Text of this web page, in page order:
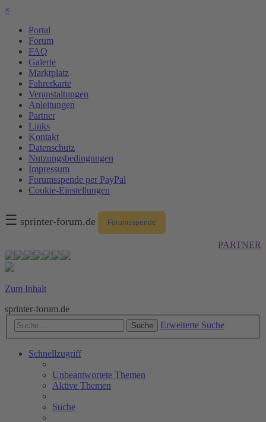
×
Portal
Forum
FAQ
Galerie
Marktplatz
Fahrerkarte
Veranstaltungen
Anleitungen
Partner
Links
Kontakt
Datenschutz
Nutzungsbedingungen
Impressum
Forumsspende per PayPal
Cookie-Einstellungen
☰ sprinter-forum.de Forumsspende
PARTNER
Zum Inhalt
sprinter-forum.de
Suche Erweiterte Suche
Schnellzugriff
Unbeantwortete Themen
Aktive Themen
Suche